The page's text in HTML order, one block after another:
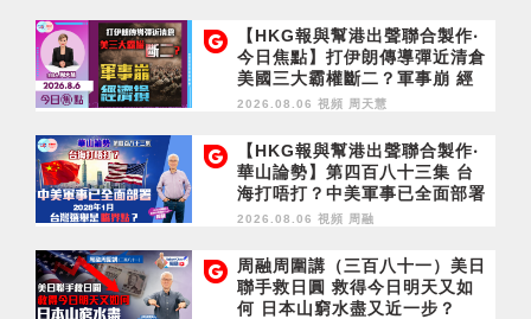
【HKG報與幫港出聲聯合製作‧
今日焦點】打伊朗傳導彈近清倉
美國三大霸權斷二？軍事崩 經
濟損
2026.08.06 視頻 周天慧
【HKG報與幫港出聲聯合製作‧
華山論勢】第四百八十三集 台
海打唔打？中美軍事已全面部署
2028年1月台灣選舉是臨界點？
2026.08.06 視頻 周融
周融周圍講（三百八十一）美日
聯手救日圓 救得今日明天又如
何 日本山窮水盡又近一步？